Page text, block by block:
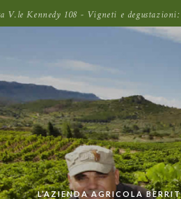
V.le Kennedy 108 - Vigneti e
L’AZIENDA AGRICOLA